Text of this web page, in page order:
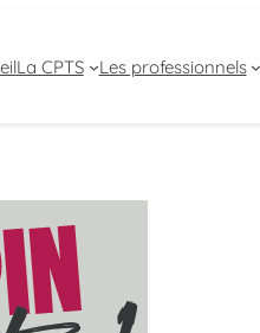
La CPTS Les professionnels